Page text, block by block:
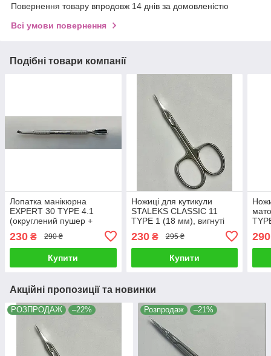
Повернення товару впродовж 14 днів за домовленістю
Всі умови повернення
Подібні товари компанії
Лопатка манікюрна
EXPERT 30 TYPE 4.1
(округлений пушер +
шульги) Staleks
230 ₴ 290 ₴
Купити
Ножиці для кутикули
STALEKS CLASSIC 11
TYPE 1 (18 мм), вигнуті
230₴ 295 ₴
Купити
290
Акційні пропозиції та новинки
РОЗПРОДАЖ –22% Розпродаж –21%